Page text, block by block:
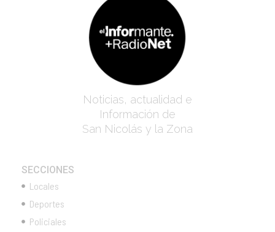
Noticias, actualidad e
Información de
San Nicolás y la Zona
SECCIONES
Locales
Deportes
Policiales